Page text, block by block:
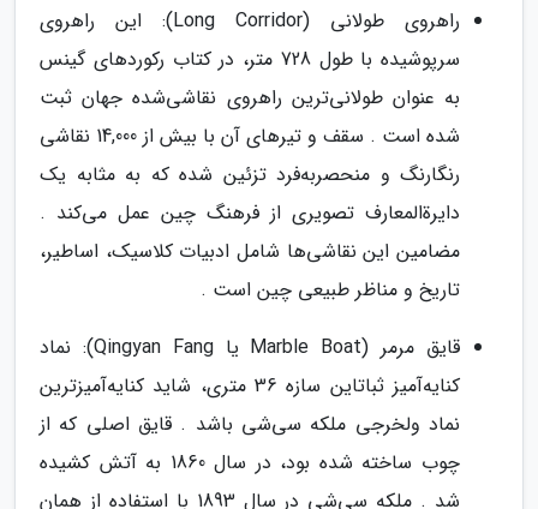
راهروی طولانی (Long Corridor): این راهروی
سرپوشیده با طول 728 متر، در کتاب رکوردهای گینس
به عنوان طولانی‌ترین راهروی نقاشی‌شده جهان ثبت
شده است . سقف و تیرهای آن با بیش از 14,000 نقاشی
رنگارنگ و منحصربه‌فرد تزئین شده که به مثابه یک
دایرةالمعارف تصویری از فرهنگ چین عمل می‌کند .
مضامین این نقاشی‌ها شامل ادبیات کلاسیک، اساطیر،
تاریخ و مناظر طبیعی چین است .
قایق مرمر (Marble Boat یا Qingyan Fang): نماد
کنایه‌آمیز ثباتاین سازه 36 متری، شاید کنایه‌آمیزترین
نماد ولخرجی ملکه سی‌شی باشد . قایق اصلی که از
چوب ساخته شده بود، در سال 1860 به آتش کشیده
شد . ملکه سی‌شی در سال 1893 با استفاده از همان